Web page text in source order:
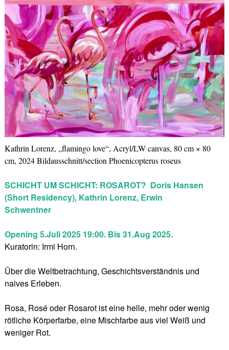
Kathrin Lorenz, „flamingo love“, Acryl/LW canvas, 80 cm × 80
cm, 2024 Bildausschnitt/section Phoenicopterus roseus
SCHICHT UM SCHICHT: ROSAROT? Doris Hansen
(Short Residency), Kathrin Lorenz, Erwin
Schwentner
Opening 5.Juli 2025 19:00. Bis 31.Aug 2025.
Kuratorin: Irmi Horn.
Über die Weltbetrachtung, Geschichtsverständnis und
naives Erleben.
Rosa, Rosé oder Rosarot ist eine helle, mehr oder wenig
rötliche Körperfarbe, eine Mischfarbe aus viel Weiß und
weniger Rot.